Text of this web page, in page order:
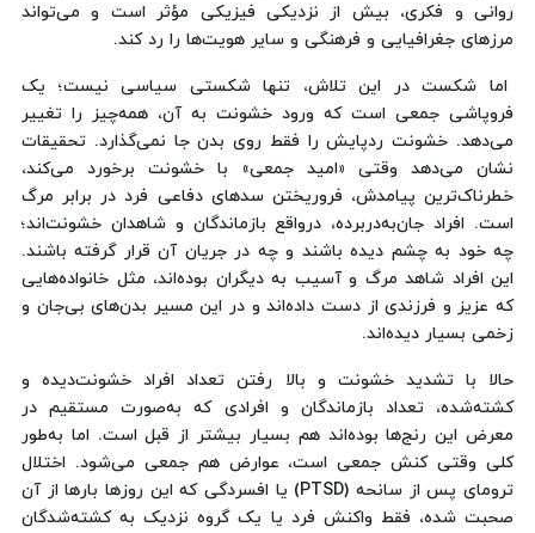
روانی و فکری، بیش از نزدیکی فیزیکی مؤثر است و می‌تواند
مرزهای جغرافیایی و فرهنگی و سایر هویت‌ها را رد کند.
اما شکست در این تلاش، تنها شکستی سیاسی نیست؛ یک
فروپاشی جمعی است که ورود خشونت به آن، همه‌چیز را تغییر
می‌دهد. خشونت ردپایش را فقط روی بدن جا نمی‌گذارد. تحقیقات
نشان می‌دهد وقتی «امید جمعی» با خشونت برخورد می‌کند،
خطرناک‌ترین پیامدش، فروریختن سدهای دفاعی فرد در برابر مرگ
است. افراد جان‌به‌دربرده، درواقع بازماندگان و شاهدان خشونت‌اند؛
چه خود به چشم دیده باشند و چه در جریان آن قرار گرفته باشند.
این افراد شاهد مرگ و آسیب به دیگران بوده‌اند، مثل خانواده‌هایی
که عزیز و فرزندی از دست داده‌اند و در این مسیر بدن‌های بی‌جان و
زخمی بسیار دیده‌اند.
حالا با تشدید خشونت و بالا رفتن تعداد افراد خشونت‌دیده و
کشته‌شده، تعداد بازماندگان و افرادی که به‌صورت مستقیم در
معرض این رنج‌ها بوده‌اند هم بسیار بیشتر از قبل است. اما به‌طور
کلی وقتی کنش جمعی است، عوارض هم جمعی می‌شود. اختلال
ترومای پس از سانحه (PTSD) یا افسردگی که این روزها بارها از آن
صحبت شده، فقط واکنش فرد یا یک گروه نزدیک به کشته‌شدگان